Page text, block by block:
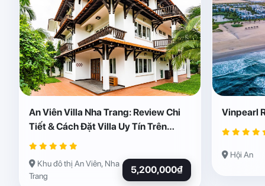
An Viên Villa Nha Trang: Review Chi
Tiết & Cách Đặt Villa Uy Tín Trên
Abogo
Khu đô thị An Viên, Nha
Trang
5,200,000₫
Vinpearl
Hội An